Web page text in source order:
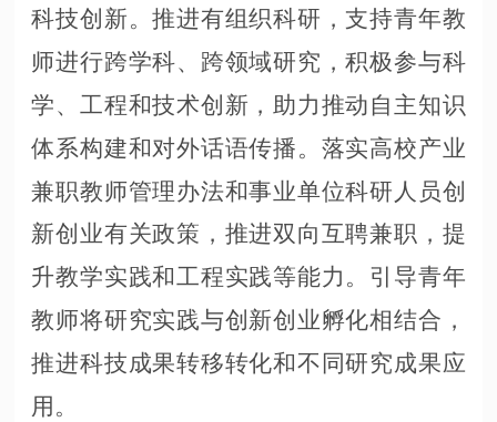
科技创新。推进有组织科研，支持青年教
师进行跨学科、跨领域研究，积极参与科
学、工程和技术创新，助力推动自主知识
体系构建和对外话语传播。落实高校产业
兼职教师管理办法和事业单位科研人员创
新创业有关政策，推进双向互聘兼职，提
升教学实践和工程实践等能力。引导青年
教师将研究实践与创新创业孵化相结合，
推进科技成果转移转化和不同研究成果应
用。